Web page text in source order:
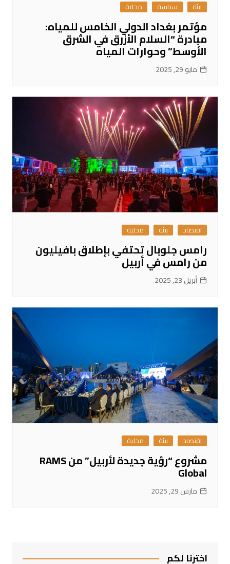
بيئة سياسة محلية
مؤتمر بغداد الدولي الخامس للمياه:
مبادرة “السلام الأزرق في الشرق
الأوسط” وحوارات المياه
مايو 29, 2025
اقتصاد بيئة محلية
رامس جلوبال تحتفي بإطلاق بافيليون
من رامس في أربيل
أبريل 23, 2025
اقتصاد بيئة محلية
مشروع “رؤية جديدة لأربيل” من RAMS
Global
مارس 29, 2025
اخترنا لكم